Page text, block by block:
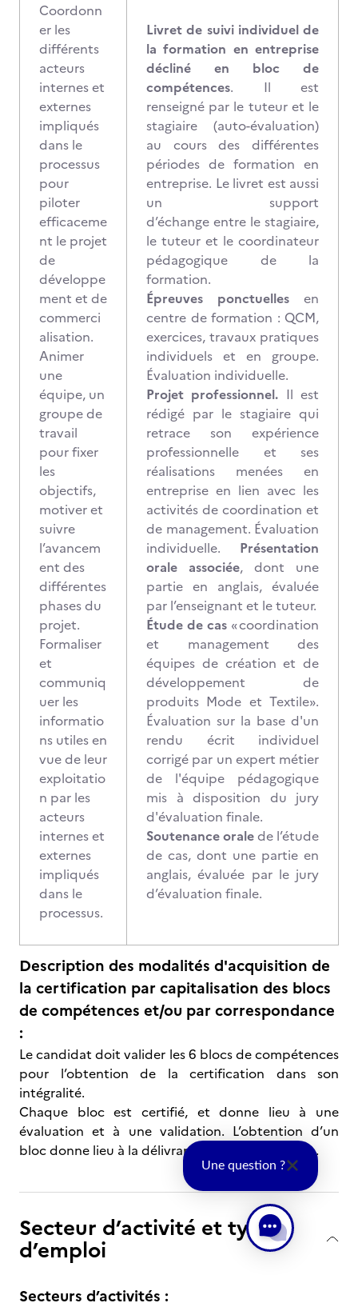
Coordonn
er les
différents
acteurs
internes et
externes
impliqués
dans le
processus
pour
piloter
efficaceme
nt le projet
de
développe
ment et de
commerci
alisation.
Animer
une
équipe, un
groupe de
travail
pour fixer
les
objectifs,
motiver et
suivre
l’avancem
ent des
différentes
phases du
projet.
Formaliser
et
communiq
uer les
informatio
ns utiles en
vue de leur
exploitatio
n par les
acteurs
internes et
externes
impliqués
dans le
processus.
Livret de suivi individuel de
la formation en entreprise
décliné en bloc de
compétences. Il est
renseigné par le tuteur et le
stagiaire (auto-évaluation)
au cours des différentes
périodes de formation en
entreprise. Le livret est aussi
un support
d’échange entre le stagiaire,
le tuteur et le coordinateur
pédagogique de la
formation.
Épreuves ponctuelles en
centre de formation : QCM,
exercices, travaux pratiques
individuels et en groupe.
Évaluation individuelle.
Projet professionnel. Il est
rédigé par le stagiaire qui
retrace son expérience
professionnelle et ses
réalisations menées en
entreprise en lien avec les
activités de coordination et
de management. Évaluation
individuelle. Présentation
orale associée, dont une
partie en anglais, évaluée
par l’enseignant et le tuteur.
Étude de cas « coordination
et management des
équipes de création et de
développement de
produits Mode et Textile».
Évaluation sur la base d'un
rendu écrit individuel
corrigé par un expert métier
de l'équipe pédagogique
mis à disposition du jury
d'évaluation finale.
Soutenance oralede l’étude
de cas, dont une partie en
anglais, évaluée par le jury
d’évaluation finale.
Description des modalités d'acquisition de
la certification par capitalisation des blocs
de compétences et/ou par correspondance
:
Le candidat doit valider les 6 blocs de compétences
pour l’obtention de la certification dans son
intégralité.
Chaque bloc est certifié, et donne lieu à une
évaluation et à une validation. L’obtention d’un
bloc donne lieu à la délivrance d’une attestation.
Secteur d’activité et type
d’emploi
Secteurs d’activités :
Une question ?